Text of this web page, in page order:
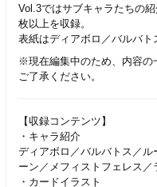
Vol.3ではサブキャラたちの
枚以上を収録。
表紙はディアボロ／バルバト
※現在編集中のため、内容の
ご了承ください。
【収録コンテンツ】
・キャラ紹介
ディアボロ／バルバトス／
ーン／メフィストフェレス／
​・カードイラスト